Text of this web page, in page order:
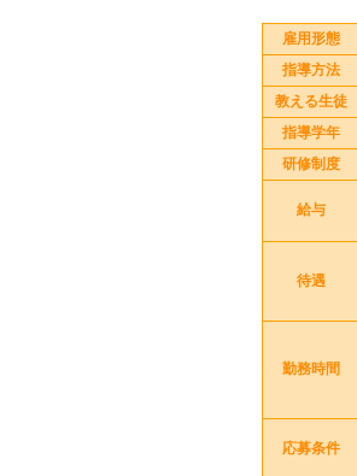
雇用形態
指導方法
教える生徒
指導学年
研修制度
給与
待遇
勤務時間
応募条件